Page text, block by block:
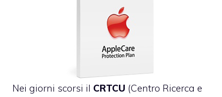
Nei giorni scorsi il CRTCU (Centro Ricerca e